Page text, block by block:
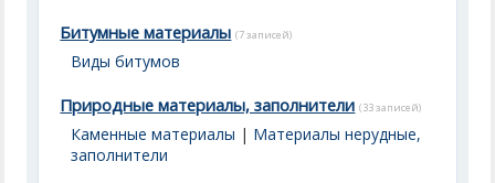
Битумные материалы (7 записей)
Виды битумов
Природные материалы, заполнители (33 записей)
Каменные материалы | Материалы нерудные,
заполнители